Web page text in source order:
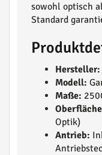
sowohl optisch
Standard
Hersteller:
Modell:
Maße:
Optik)
Antrieb: